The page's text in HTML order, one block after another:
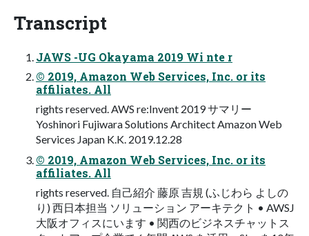
Transcript
JAWS -UG Okayama 2019 Wi nte r
© 2019, Amazon Web Services, Inc. or its
affiliates. All
rights reserved. AWS re:Invent 2019 サマリー
Yoshinori Fujiwara Solutions Architect Amazon Web
Services Japan K.K. 2019.12.28
© 2019, Amazon Web Services, Inc. or its
affiliates. All
rights reserved. 自己紹介 藤原 吉規 (ふじわら よしの
り) 西日本担当 ソリューション アーキテクト • AWSJ
大阪オフィスにいます • 関西のビジネスチャットス